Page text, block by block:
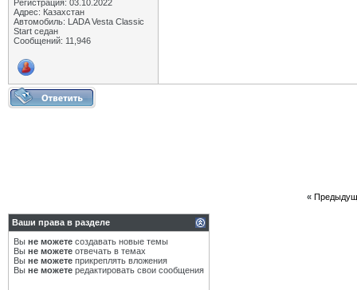
Регистрация: 03.10.2022
Адрес: Казахстан
Автомобиль: LADA Vesta Classic
Start седан
Сообщений: 11,946
«
Ваши права в разделе
Вы не можете создавать новые темы
Вы не можете отвечать в темах
Вы не можете прикреплять вложения
Вы не можете редактировать свои сообщения